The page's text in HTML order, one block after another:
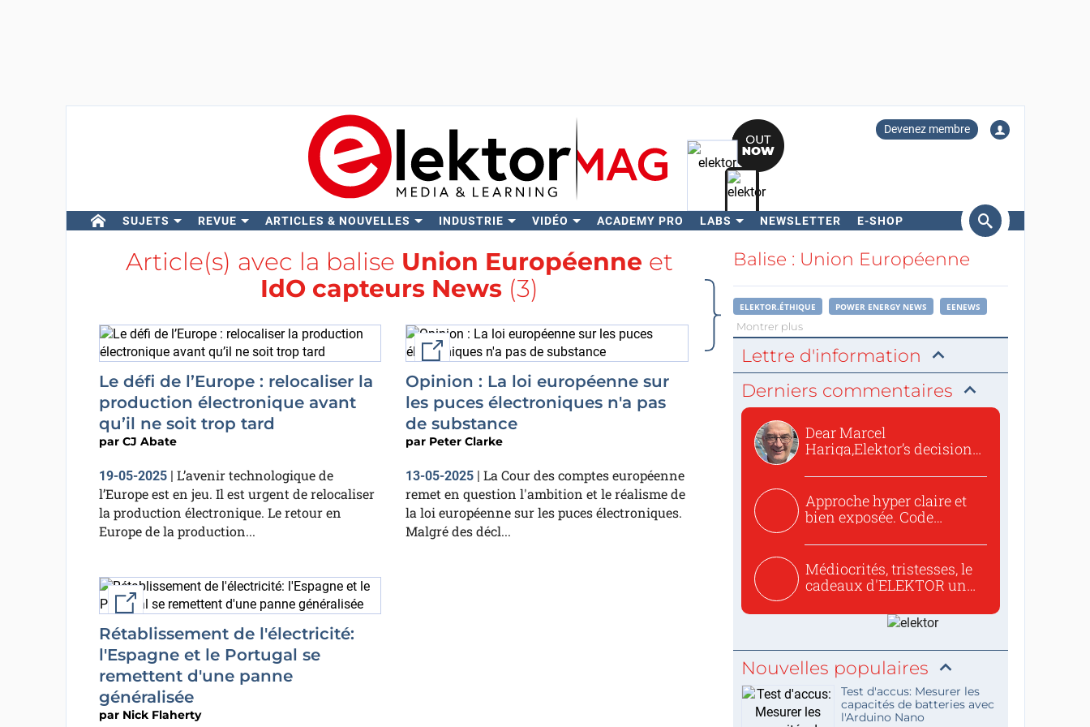
Devenez membre
SUJETS REVUE ARTICLES & NOUVELLES INDUSTRIE VIDÉO ACADEMY PRO LABS NEWSLETTER E-SHOP
Rechercher
Article(s) avec la balise Union Européenne et
IdO capteurs News (3)
Le défi de l’Europe : relocaliser la
production électronique avant
qu’il ne soit trop tard
par CJ Abate
19-05-2025| L’avenir technologique de
l’Europe est en jeu. Il est urgent de relocaliser
la production électronique. Le retour en
Europe de la production...
External link
Opinion : La loi européenne sur
les puces électroniques n'a pas
de substance
par Peter Clarke
13-05-2025 | La Cour des comptes européenne
remet en question l'ambition et le réalisme de
la loi européenne sur les puces électroniques.
Malgré des décl...
External link
Rétablissement de l'électricité:
l'Espagne et le Portugal se
remettent d'une panne
généralisée
par Nick Flaherty
Balise : Union Européenne
ELEKTOR.ÉTHIQUE POWER ENERGY NEWS EENEWS
Montrer plus
Lettre d'information
Derniers commentaires
Dear Marcel
Hariga,Elektor’s decision
Approche hyper claire et
bien exposée. Code
Médiocrités, tristesses, le
cadeaux d'ELEKTOR un
Nouvelles populaires
Test d'accus: Mesurer les
capacités de batteries avec
l'Arduino Nano